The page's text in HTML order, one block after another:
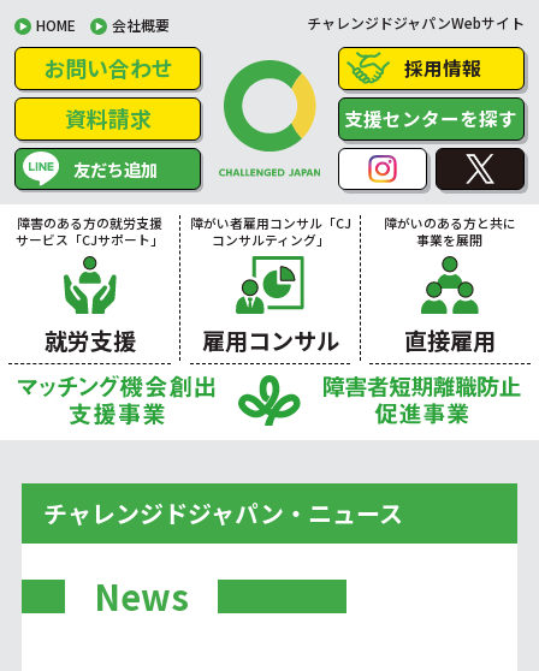
HOME 会社概要 チャレンジドジャパンWebサイト
お問い合わせ
資料請求
友だち追加
採用情報
支援センターを探す
障害のある方の就労支援
サービス「CJサポート」
就労支援
障がい者雇用コンサル「CJ
コンサルティング」
雇用コンサル
障がいのある方と共に
事業を展開
直接雇用
チャレンジドジャパン・ニュース
News